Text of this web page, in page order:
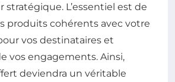
stratégique. L’essentiel est de
produits cohérents avec votre
vos destinataires et
vos engagements. Ainsi,
deviendra un véritable